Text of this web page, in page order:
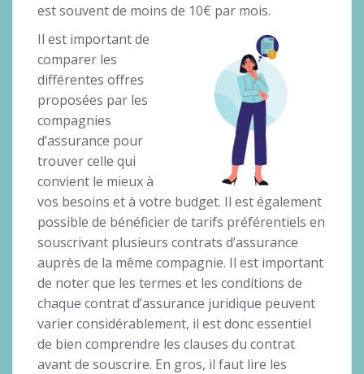
est souvent de moins de 10€ par mois.
Il est important de
comparer les
différentes offres
proposées par les
compagnies
d’assurance pour
trouver celle qui
convient le mieux à
vos besoins et à votre budget. Il est également
possible de bénéficier de tarifs préférentiels en
souscrivant plusieurs contrats d’assurance
auprès de la même compagnie. Il est important
de noter que les termes et les conditions de
chaque contrat d’assurance juridique peuvent
varier considérablement, il est donc essentiel
de bien comprendre les clauses du contrat
avant de souscrire. En gros, il faut lire les